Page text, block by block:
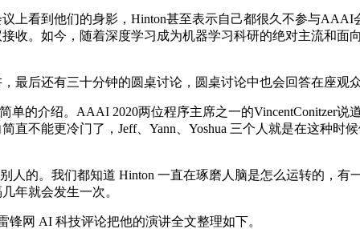
看到他们的身影，Hinton甚至表示自己都很久不参与
收。如今，随着深度学习成为机器学习科研的绝对主流和面
后还有三十分钟的圆桌讨论，圆桌讨论中也会回答在座观众
的介绍。AAAI 2020两位程序主席之一的VincentConitzer说
直不能更冷门了，Jeff、Yann、Yoshua 三个人就是在这种
的。我们都知道 Hinton 一直在琢磨人脑是怎么运转的，有
年就会发生一次。
网 AI 科技评论把他的演讲全文整理如下。